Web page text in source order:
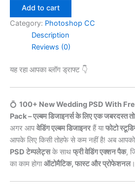
With
Free
Wedding
quantity
Add to cart
Category: Photoshop CC
Description
Reviews (0)
यह रहा आपका ब्लॉग ड्राफ्ट 👇
💍 100+ New Wedding PSD With
Pack – एल्बम डिजाइनर्स के लिए एक जबरदस्त
अगर आपवेडिंग एल्बम डिजाइनरहैं याफोटो
आपके लिए किसी तोहफे से कम नहीं है! अब आपको
PSD टेम्पलेट्सके साथ फ्री वेडिंग एक्शन पैक,
का काम होगाऑटोमैटिक, फास्ट और प्रोफेशनल।